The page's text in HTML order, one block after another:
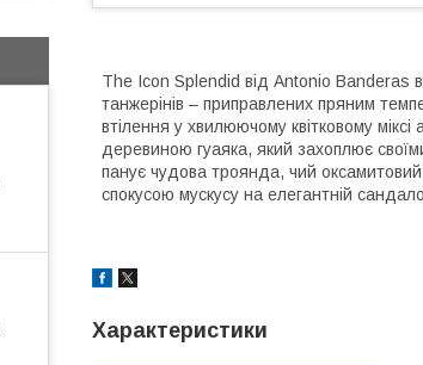
The Icon Splendid від Antonio Banderas
танжерінів – приправлених пряним
втілення у хвилюючому квітковому
деревиною гуаяка, який захоплює
панує чудова троянда, чий
спокусою мускусу на елегантній
Характеристики